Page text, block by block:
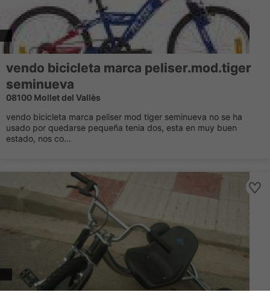
vendo bicicleta marca peliser.mod.tiger
seminueva
08100 Mollet del Vallès
vendo bicicleta marca peliser mod tiger seminueva no se ha
usado por quedarse pequeña tenia dos, esta en muy buen
estado, nos co...